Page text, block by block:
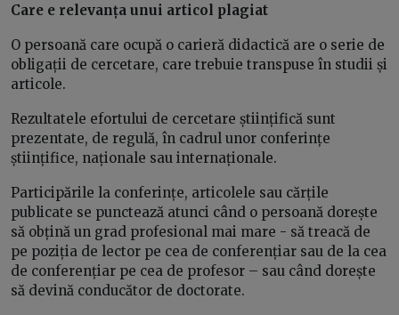
Care e relevanța unui articol plagiat
O persoană care ocupă o carieră didactică are o serie de
obligații de cercetare, care trebuie transpuse în studii și
articole.
Rezultatele efortului de cercetare științifică sunt
prezentate, de regulă, în cadrul unor conferințe
științifice, naționale sau internaționale.
Participările la conferințe, articolele sau cărțile
publicate se punctează atunci când o persoană dorește
să obțină un grad profesional mai mare - să treacă de
pe poziția de lector pe cea de conferențiar sau de la cea
de conferențiar pe cea de profesor – sau când dorește
să devină conducător de doctorate.